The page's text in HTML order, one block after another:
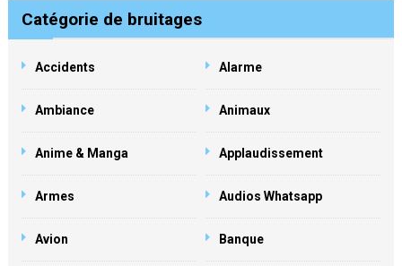
Catégorie de bruitages
Accidents Alarme
Ambiance Animaux
Anime & Manga Applaudissement
Armes Audios Whatsapp
Avion Banque